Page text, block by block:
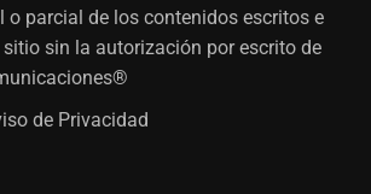
o parcial de los contenidos escritos e
sitio sin la autorización por escrito de
de Privacidad